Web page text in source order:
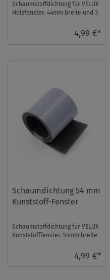
Schaumstoffdichtung für VELUX
Holzfenster. 44mm breite und 3
4,99 €*
Schaumdichtung 54 mm
Kunststoff-Fenster
Schaumstoffdichtung für VELUX
Kunststofffenster. 54mm breite
selbstklebende Polyeth ...4,99 €*